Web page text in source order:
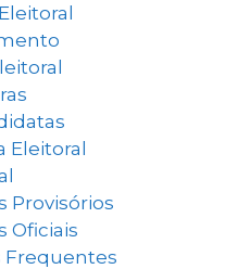
Eleitoral
Provisórios
Oficiais
Frequentes